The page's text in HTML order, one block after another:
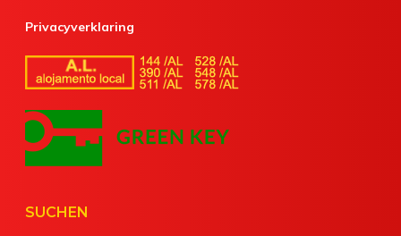
Privacyverklaring
SUCHEN